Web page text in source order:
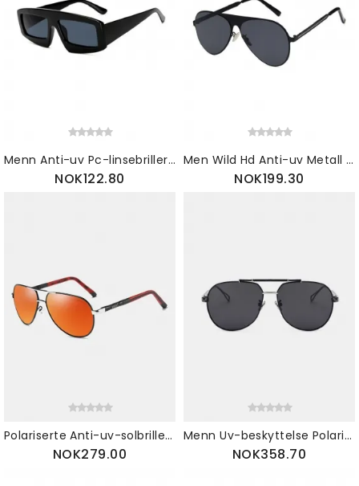
Menn Anti-uv Pc-linsebriller Uregelmessige Firkantede Solbriller
NOK122.80
Men Wild Hd Anti-uv Metall Matte Solbriller
NOK199.30
Polariserte Anti-uv-solbriller For Menn For Kvinner Mote Utendørs Briller Casual Feriesolbriller
NOK279.00
Menn Uv-beskyttelse Polarisert Driving Goggle Eyeglasses Outdoor Sports Solbriller
NOK358.70